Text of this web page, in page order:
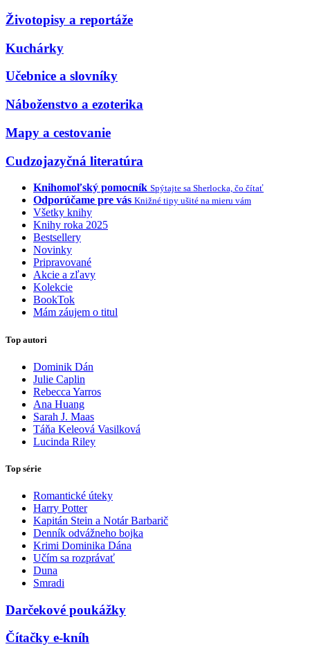
Životopisy a reportáže
Kuchárky
Učebnice a slovníky
Náboženstvo a ezoterika
Mapy a cestovanie
Cudzojazyčná literatúra
Knihomoľský pomocník Spýtajte sa Sherlocka, čo čítať
Odporúčame pre vás Knižné tipy ušité na mieru vám
Všetky knihy
Knihy roka 2025
Bestsellery
Novinky
Pripravované
Akcie a zľavy
Kolekcie
BookTok
Mám záujem o titul
Top autori
Dominik Dán
Julie Caplin
Rebecca Yarros
Ana Huang
Sarah J. Maas
Táňa Keleová Vasilková
Lucinda Riley
Top série
Romantické úteky
Harry Potter
Kapitán Stein a Notár Barbarič
Denník odvážneho bojka
Krimi Dominika Dána
Učím sa rozprávať
Duna
Smradi
Darčekové poukážky
Čítačky e-kníh